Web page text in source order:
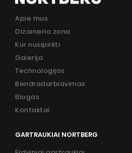
Apie mus
Dizainerio zona
Kur nusipirkti
Galerija
Technologijos
Bendradarbiavimas
Blogas
Kontaktai
GARTRAUKIAI NORTBERG